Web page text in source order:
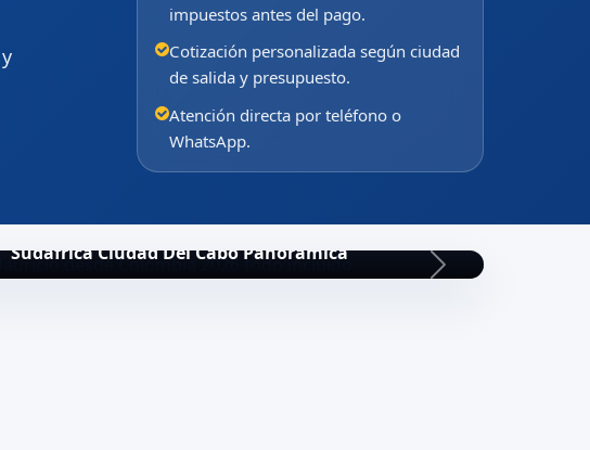
impuestos antes del pago.
Cotización personalizada según ciudad
de salida y presupuesto.
Atención directa por teléfono o
WhatsApp.
Sudafrica Ciudad Del Cabo Panoramica